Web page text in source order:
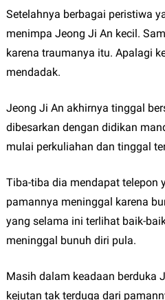
Setelahnya berbagai peristiwa
menimpa Jeong Ji An kecil.
karena traumanya itu. Apalagi
mendadak.
Jeong Ji An akhirnya tinggal
dibesarkan dengan didikan
mulai perkuliahan dan tinggal
Tiba-tiba dia mendapat telepon
pamannya meninggal karena
yang selama ini terlihat baik-
meninggal bunuh diri pula.
Masih dalam keadaan berduka
kejutan tak terduga dari